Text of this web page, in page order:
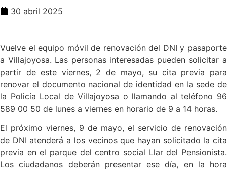
30 abril 2025
Vuelve el equipo móvil de renovación del DNI y pasaporte
a Villajoyosa. Las personas interesadas pueden solicitar a
partir de este viernes, 2 de mayo, su cita previa para
renovar el documento nacional de identidad en la sede de
la Policía Local de Villajoyosa o llamando al teléfono 96
589 00 50 de lunes a viernes en horario de 9 a 14 horas.
El próximo viernes, 9 de mayo, el servicio de renovación
de DNI atenderá a los vecinos que hayan solicitado la cita
previa en el parque del centro social Llar del Pensionista.
Los ciudadanos deberán presentar ese día, en la hora